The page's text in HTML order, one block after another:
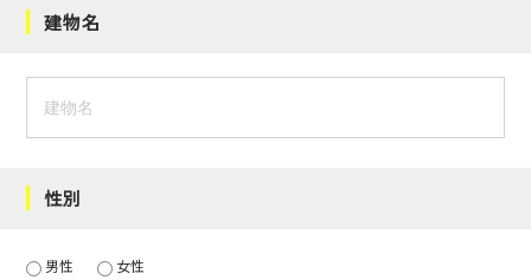
建物名
性別
男性 女性